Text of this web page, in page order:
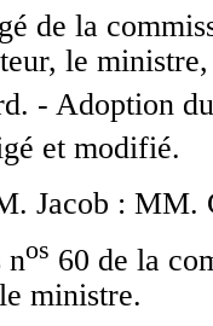
de la
le
- Adoption
et modifié.
Jacob : MM.
nos 60 de la
ministre.